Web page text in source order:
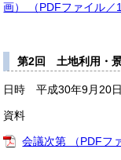
画） （PDFファイル／
第2回 土地利用・景
日時 平成30年9月20
資料
会議次第 （PDFフ